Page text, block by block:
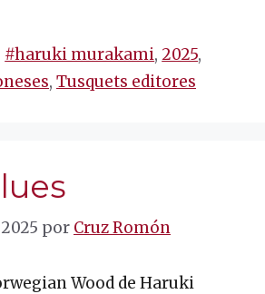
#haruki murakami, 2025,
, Tusquets editores
por Cruz Romón
Wood de Haruki